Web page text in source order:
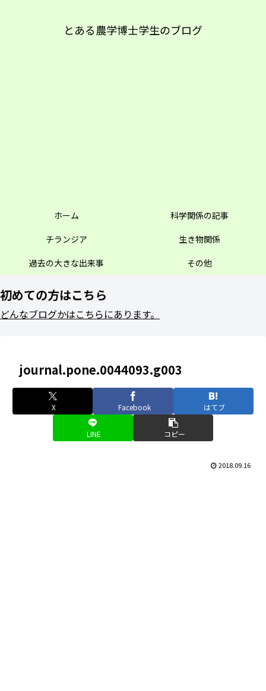
とある農学博士学生のブログ
ホーム
科学関係の記事
チランジア
生き物関係
過去の大きな出来事
その他
初めての方はこちら
どんなブログかはこちらにあります。
journal.pone.0044093.g003
X Facebook はてブ
LINE コピー
2018.09.16